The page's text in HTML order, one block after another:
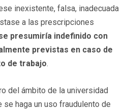
inexistente, falsa, inadecuada
a las prescripciones
presumiría indefinido con
previstas en caso de
de trabajo.
del ámbito de la universidad
haga un uso fraudulento de